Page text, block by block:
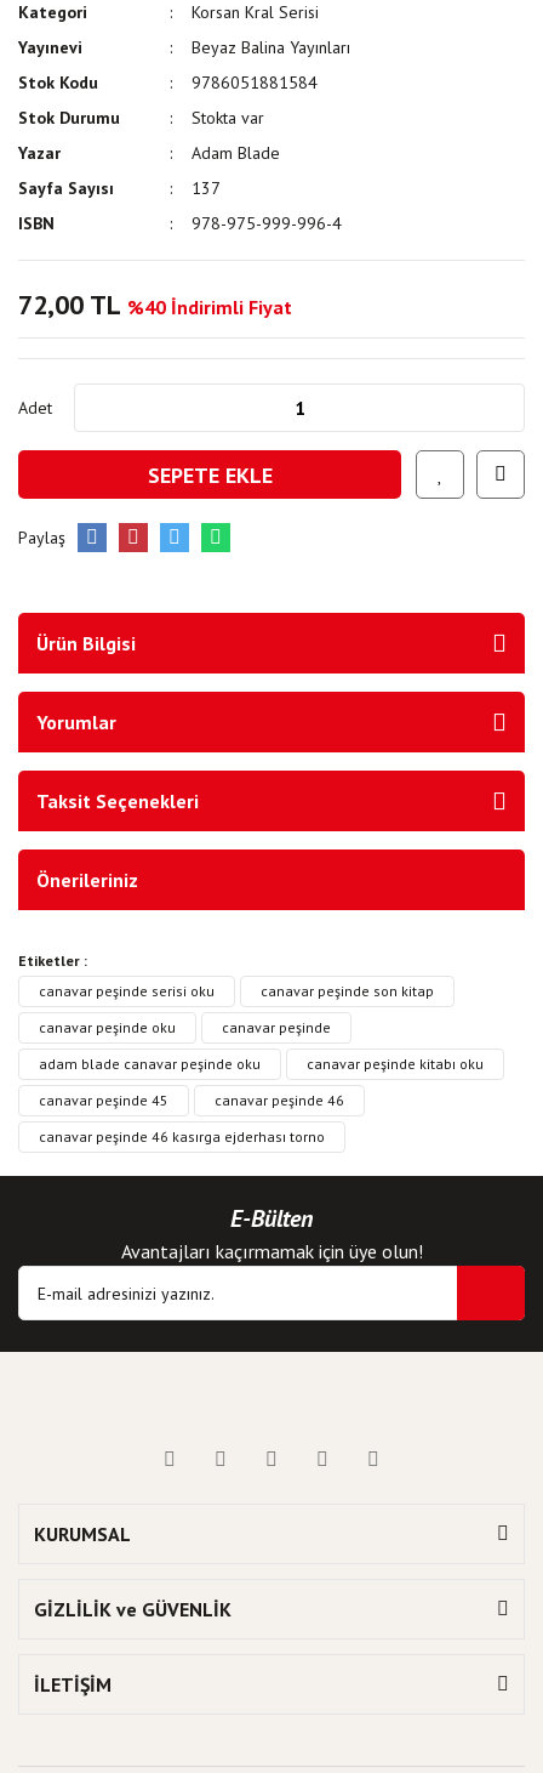
Kategori
Korsan Kral Serisi
Yayınevi
Beyaz Balina Yayınları
Stok Kodu
9786051881584
Stok Durumu
Stokta var
Yazar
Adam Blade
Sayfa Sayısı
137
ISBN
978-975-999-996-4
72,00 TL %40 İndirimli Fiyat
Adet
SEPETE EKLE
Paylaş
Ürün Bilgisi
Yorumlar
Taksit Seçenekleri
Önerileriniz
Etiketler :
canavar peşinde serisi oku
canavar peşinde son kitap
canavar peşinde oku
canavar peşinde
adam blade canavar peşinde oku
canavar peşinde kitabı oku
canavar peşinde 45
canavar peşinde 46
canavar peşinde 46 kasırga ejderhası torno
E-Bülten
Avantajları kaçırmamak için üye olun!
KURUMSAL
GİZLİLİK ve GÜVENLİK
İLETİŞİM